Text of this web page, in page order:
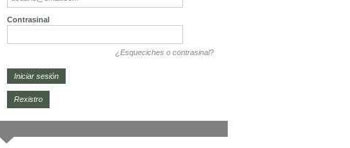
Contrasinal
¿Esqueciches o contrasinal?
Rexistro